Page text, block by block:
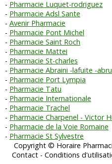
Pharmacie Luquet-rodriguez
Pharmacie Adsl Sante
Avenir Pharmacie
Pharmacie Pont Michel
Pharmacie Saint Roch
Pharmacie Mattei
Pharmacie St-charles
Pharmacie Abraini -lafuite -
Pharmacie Port Lympia
Pharmacie Tatu
Pharmacie Internationale
Pharmacie Trachel
Pharmacie Charpenel - Victor
Pharmacie de la Voie Romaine
Pharmacie St Sylvestre
Copyright © Horaire
Contact- Conditions